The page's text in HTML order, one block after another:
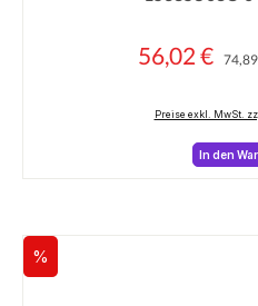
Verkaufspreis:
56,02 €
Preise exkl. MwSt.
In den
Rabatt
%